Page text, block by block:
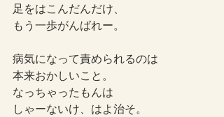
足をはこんだんだけ、
もう一歩がんばれー。
病気になって責められるのは
本来おかしいこと。
なっちゃったもんは
しゃーないけ、はよ治そ。